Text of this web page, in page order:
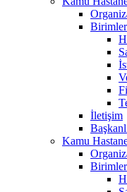
Birimler
İletişim
Kamu
Birimler